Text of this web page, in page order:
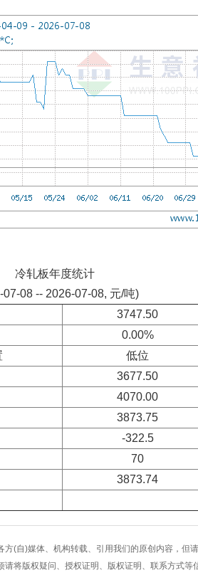
冷轧板年度统计
07-08 -- 2026-07-08, 元/吨)
3747.50
0.00%
低位
3677.50
4070.00
3873.75
-322.5
70
3873.74
方(自)媒体、机构转载、引用我们的原创内容，但
将版权疑问、授权证明、版权证明、联系方式等